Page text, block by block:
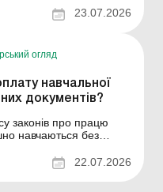
23.07.2026
огляд
навчальної
документів?
законів про працю
навчаються без
формою
відпустки.
22.07.2026